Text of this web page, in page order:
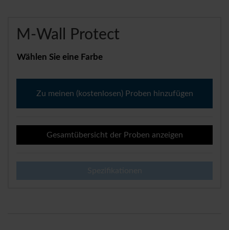
M-Wall Protect
Wählen Sie eine Farbe
Zu meinen (kostenlosen) Proben hinzufügen
Gesamtübersicht der Proben anzeigen